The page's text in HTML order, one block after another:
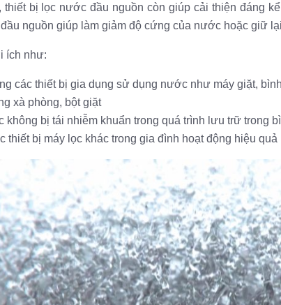
thiết bị lọc nước đầu nguồn còn giúp cải thiện đáng
nguồn giúp làm giảm độ cứng của nước hoặc giữ
ích như:
các thiết bị gia dụng sử dụng nước như máy giặt,
xà phòng, bột giặt
bị tái nhiễm khuẩn trong quá trình lưu trữ trong
thiết bị máy lọc khác trong gia đình hoạt động hiệu